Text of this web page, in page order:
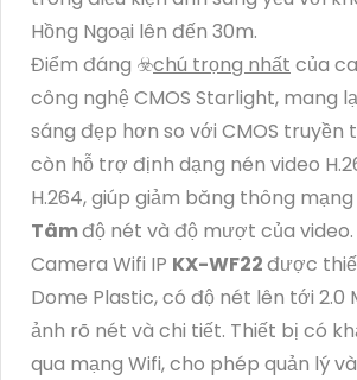
Hồng Ngoại lên đến 30m.
Điểm đáng ☣️chú trọng nhất của
công nghệ CMOS Starlight, mang
sáng đẹp hơn so với CMOS truyền
còn hỗ trợ định dạng nén video
H.264, giúp giảm băng thông
Tâmđộ nét và độ mượt của video.
Camera Wifi IP KX-WF22được
Dome Plastic, có độ nét lên tới 2.0
ảnh rõ nét và chi tiết. Thiết bị có
qua mạng Wifi, cho phép quản lý